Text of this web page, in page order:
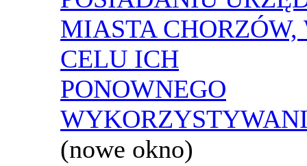
MIASTA CHORZÓW,
CELU ICH
PONOWNEGO
(nowe okno)